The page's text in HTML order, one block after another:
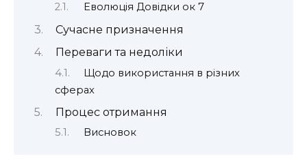
Еволюція Довідки ок 7
Сучасне призначення
Переваги та недоліки
Щодо використання в різних
сферах
Процес отримання
Висновок